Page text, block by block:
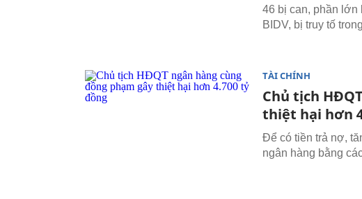
46 bị can, phần lớn
BIDV, bị truy tố
TÀI CHÍNH
Chủ tịch
thiệt hại hơn
Để có tiền trả nợ,
ngân hàng bằng